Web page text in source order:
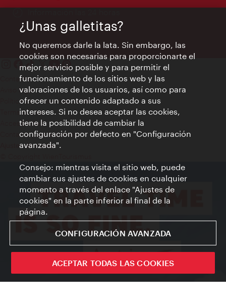
Contacto
Aviso legal
Política de privacidad de datos
Terms of Use
Accesibilidad
Contacto para la prensa
Ajustes de cookie
¿Unas galletitas?
No queremos darle la lata. Sin embargo, las
cookies son necesarias para proporcionarte el
mejor servicio posible y para permitir el
funcionamiento de los sitios web y las
valoraciones de los usuarios, así como para
ofrecer un contenido adaptado a sus
intereses. Si no desea aceptar las cookies,
tiene la posibilidad de cambiar la
configuración por defecto en "Configuración
avanzada".
Consejo: mientras visita el sitio web, puede
cambiar sus ajustes de cookies en cualquier
momento a través del enlace "Ajustes de
cookies" en la parte inferior al final de la
página.
CONFIGURACIÓN AVANZADA
ACEPTAR TODAS LAS COOKIES